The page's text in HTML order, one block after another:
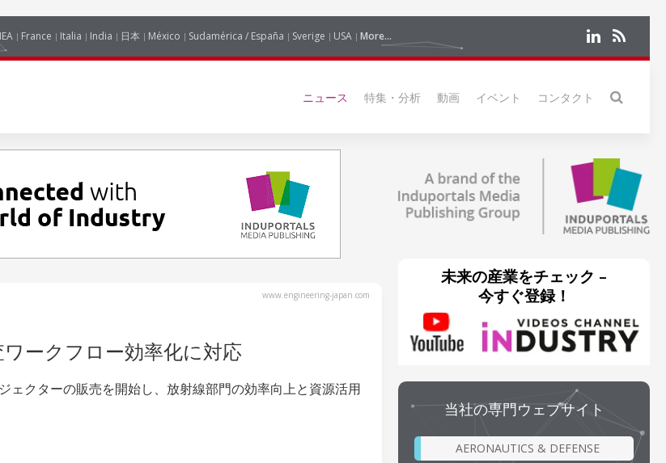
France Italia India 日本 México Sudamérica / España Sverige USA More...
ニュース 特集・分析 動画 イベント コンタクト
www.engineering-japan.com
ークフロー効率化に対応
ェクターの販売を開始し、放射線部門の効率向上と資源活用
未来の産業をチェック –
今すぐ登録！
当社の専門ウェブサイト
AERONAUTICS & DEFENSE